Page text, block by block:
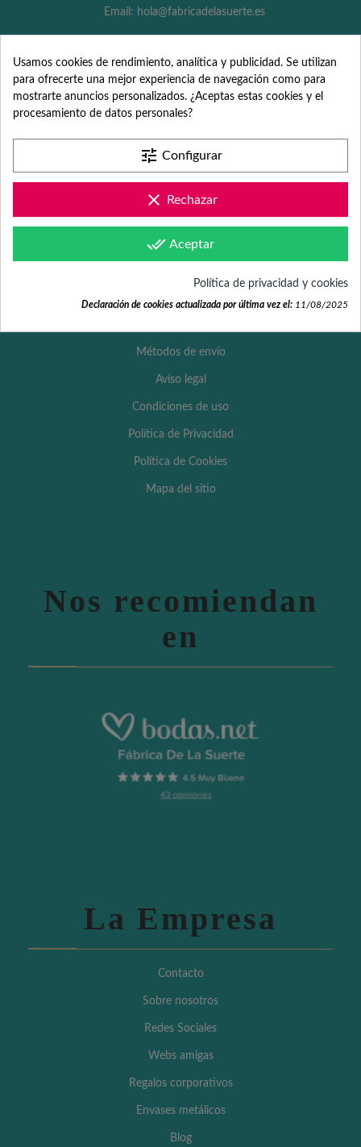
Email: hola@fabricadelasuerte.es
horas.
Enlaces de interés
Preguntas frecuentes
Devolución y cancelación
Métodos de envío
Aviso legal
Condiciones de uso
Política de Privacidad
Política de Cookies
Mapa del sitio
Nos recomiendan
en
La Empresa
Contacto
Sobre nosotros
Redes Sociales
Webs amigas
Regalos corporativos
Envases metálicos
Blog
Usamos cookies de rendimiento, analítica y publicidad. Se utilizan
para ofrecerte una mejor experiencia de navegación como para
mostrarte anuncios personalizados. ¿Aceptas estas cookies y el
procesamiento de datos personales?
tune Configurar
clear Rechazar
done_all Aceptar
Política de privacidad y cookies
Declaración de cookies actualizada por última vez el: 11/08/2025